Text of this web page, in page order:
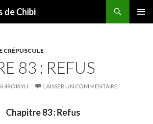
de Chibi
CRÉPUSCULE
83 : REFUS
LAISSER UN COMMENTAIRE
Chapitre 83 : Refus